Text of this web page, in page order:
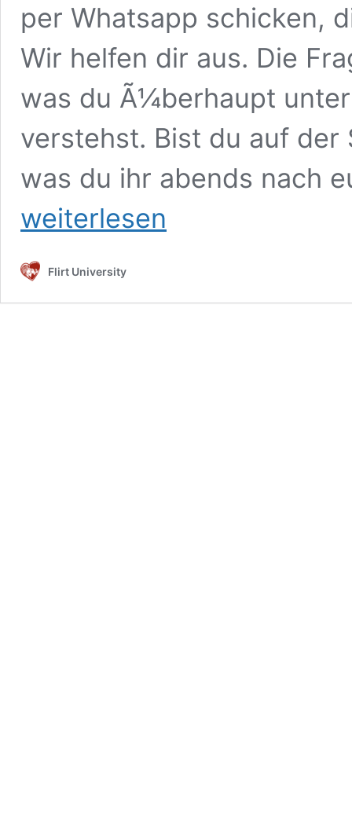
per Whatsapp schicken,
Wir helfen dir aus. Die
was du Ã¼berhaupt
verstehst. Bist du auf der
was du ihr abends nach
weiterlesen
Flirt University